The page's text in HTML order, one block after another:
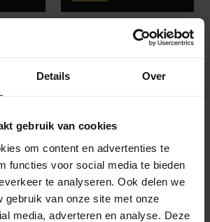
Details Over
gebruik van cookies
om content en advertenties te
functies voor social media te bieden
te analyseren. Ook delen we
gebruik van onze site met onze
media, adverteren en analyse. Deze
DMT WKM1
239,-